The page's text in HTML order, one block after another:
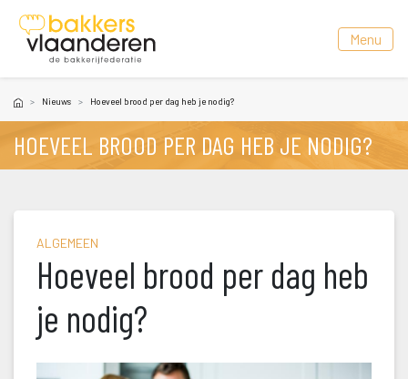
Menu
Nieuw Hoeveel brood per dag heb je nodig?
HOEVEEL BROOD PER DAG HEB JE NODIG?
ALGEMEEN
Hoeveel brood per dag heb
je nodig?